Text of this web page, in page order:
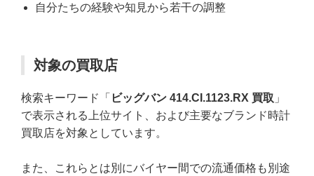
自分たちの経験や知見から若干の調整
対象の買取店
検索キーワード「 ビッグバン 414.CI.1123.RX 買取 」
で表示される上位サイト、および主要なブランド時計
買取店を対象としています。
また、これらとは別にバイヤー間での流通価格も別途